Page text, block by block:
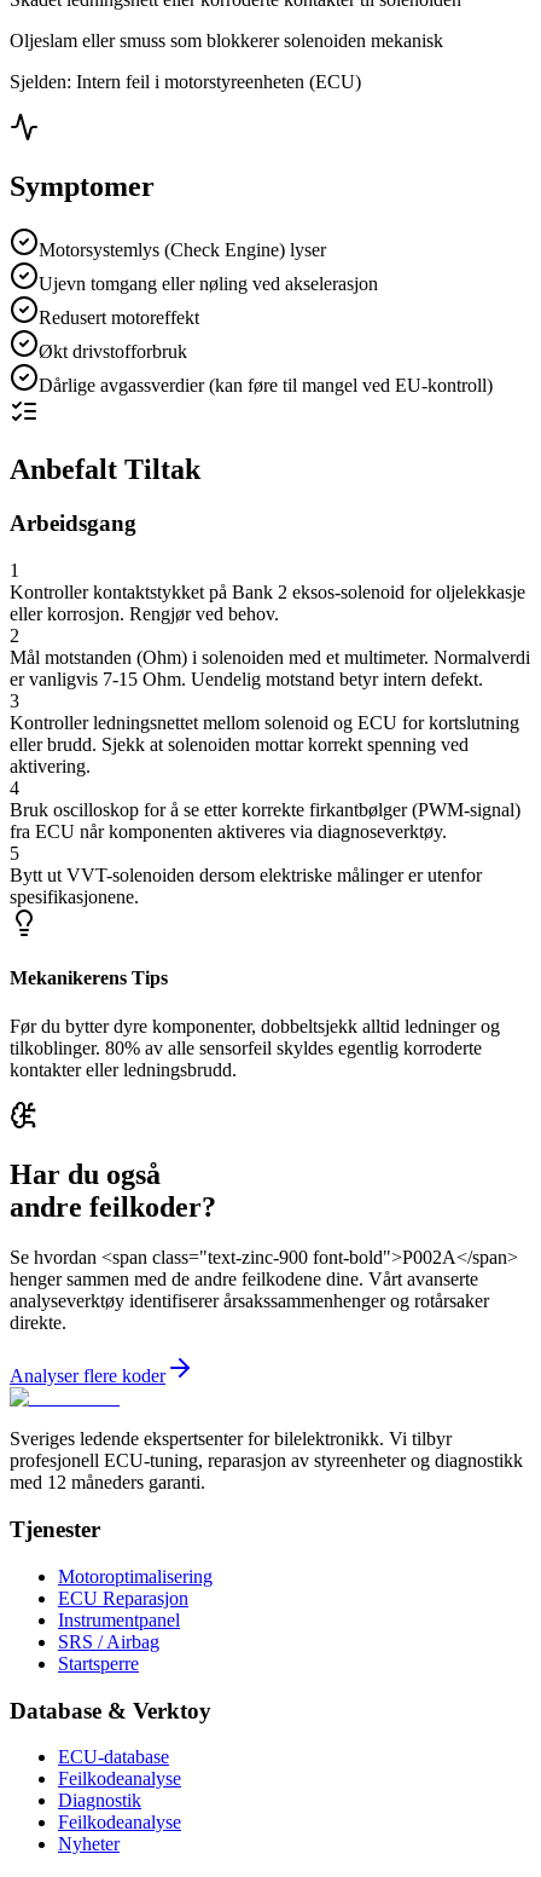
Oljeslam eller smuss som blokkerer solenoiden mekanisk
Sjelden: Intern feil i motorstyreenheten (ECU)
Symptomer
Motorsystemlys (Check Engine) lyser
Ujevn tomgang eller nøling ved akselerasjon
Redusert motoreffekt
Økt drivstofforbruk
Dårlige avgassverdier (kan føre til mangel ved EU-kontroll)
Anbefalt Tiltak
Arbeidsgang
1
Kontroller kontaktstykket på Bank 2 eksos-solenoid for oljelekkasje
eller korrosjon. Rengjør ved behov.
2
Mål motstanden (Ohm) i solenoiden med et multimeter. Normalverdi
er vanligvis 7-15 Ohm. Uendelig motstand betyr intern defekt.
3
Kontroller ledningsnettet mellom solenoid og ECU for kortslutning
eller brudd. Sjekk at solenoiden mottar korrekt spenning ved
aktivering.
4
Bruk oscilloskop for å se etter korrekte firkantbølger (PWM-signal)
fra ECU når komponenten aktiveres via diagnoseverktøy.
5
Bytt ut VVT-solenoiden dersom elektriske målinger er utenfor
spesifikasjonene.
Mekanikerens Tips
Før du bytter dyre komponenter, dobbeltsjekk alltid ledninger og
tilkoblinger. 80% av alle sensorfeil skyldes egentlig korroderte
kontakter eller ledningsbrudd.
Har du også
andre feilkoder?
Se hvordan <span class="text-zinc-900 font-bold">P002A</span>
henger sammen med de andre feilkodene dine. Vårt avanserte
analyseverktøy identifiserer årsakssammenhenger og rotårsaker
direkte.
Analyser flere koder
Sveriges ledende ekspertsenter for bilelektronikk. Vi tilbyr
profesjonell ECU-tuning, reparasjon av styreenheter og diagnostikk
med 12 måneders garanti.
Tjenester
Motoroptimalisering
ECU Reparasjon
Instrumentpanel
SRS / Airbag
Startsperre
Database & Verktoy
ECU-database
Feilkodeanalyse
Diagnostik
Feilkodeanalyse
Nyheter